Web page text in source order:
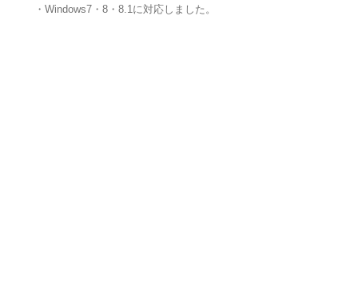
・Windows7・8・8.1に対応しました。